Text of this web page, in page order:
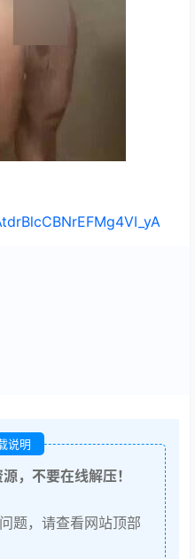
说明
，不要在线解压！
题，请查看网站顶部